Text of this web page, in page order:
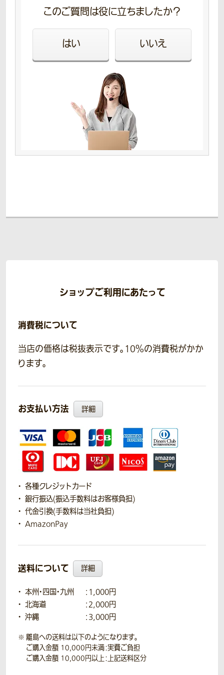
このご質問は役に立ちましたか？
はい いいえ
ショップご利用にあたって
消費税について
当店の価格は税抜表示です。10％の消費税がかか
ります。
お支払い方法 詳細
各種クレジットカード
銀行振込(振込手数料はお客様負担)
代金引換(手数料は当社負担)
AmazonPay
送料について 詳細
本州・四国・九州
：1,000円
北海道
：2,000円
沖縄
：3,000円
離島への送料は以下のようになります。
ご購入金額 10,000円未満：実費ご負担
ご購入金額 10,000円以上：上記送料区分